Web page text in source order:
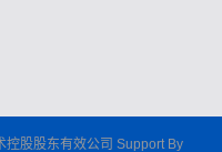
股股东有效公司 Support By